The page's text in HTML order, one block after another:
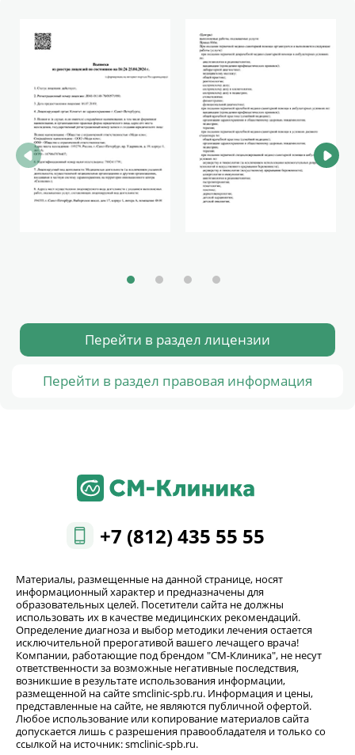
Перейти в раздел лицензии
Перейти в раздел правовая информация
+7 (812) 435 55 55
Материалы, размещенные на данной странице, носят
информационный характер и предназначены для
образовательных целей. Посетители сайта не должны
использовать их в качестве медицинских рекомендаций.
Определение диагноза и выбор методики лечения остается
исключительной прерогативой вашего лечащего врача!
Компании, работающие под брендом "СМ-Клиника", не несут
ответственности за возможные негативные последствия,
возникшие в результате использования информации,
размещенной на сайте smclinic-spb.ru. Информация и цены,
представленные на сайте, не являются публичной офертой.
Любое использование или копирование материалов сайта
допускается лишь с разрешения правообладателя и только со
ссылкой на источник: smclinic-spb.ru.